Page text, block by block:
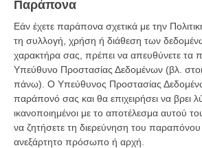
Παράπονα
Εάν έχετε παράπονα σχετικά με την
τη συλλογή, χρήση ή διάθεση των
χαρακτήρα σας, πρέπει να απευθύνετε τα
Υπεύθυνο Προστασίας Δεδομένων (βλ.
πάνω). Ο Υπεύθυνος Προστασίας
παράπονό σας και θα επιχειρήσει να βρει
ικανοποιημένοι με το αποτέλεσμα αυτού
να ζητήσετε τη διερεύνηση του
ανεξάρτητο πρόσωπο ή αρχή.